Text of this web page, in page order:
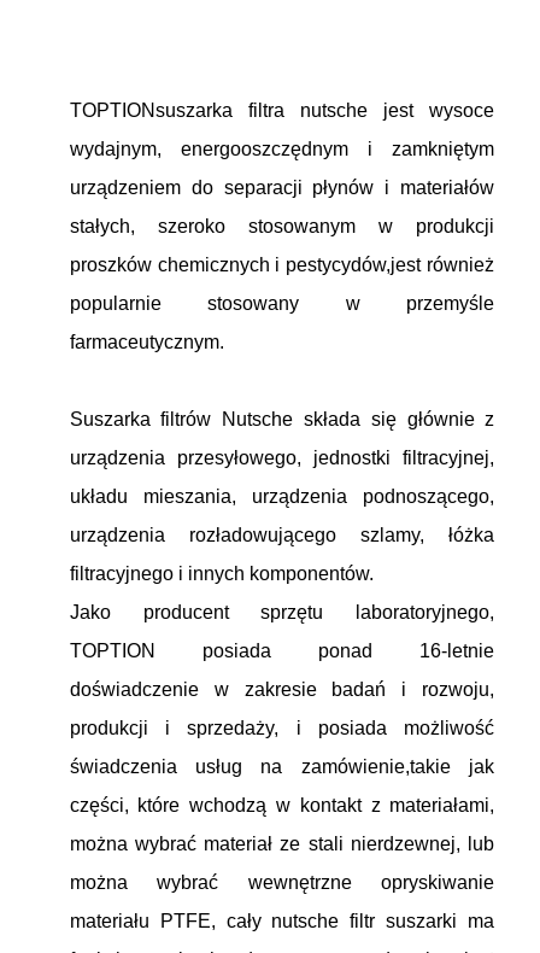
TOPTIONsuszarka filtra nutsche
jest wysoce
wydajnym, energooszczędnym i zamkniętym
urządzeniem do separacji płynów i materiałów
stałych, szeroko stosowanym w produkcji
proszków chemicznych i pestycydów,jest również
popularnie stosowany w przemyśle
farmaceutycznym.
Suszarka filtrów Nutsche składa się głównie z
urządzenia przesyłowego, jednostki filtracyjnej,
układu mieszania, urządzenia podnoszącego,
urządzenia rozładowującego szlamy, łóżka
filtracyjnego i innych komponentów.
Jako producent sprzętu laboratoryjnego,
TOPTION posiada ponad 16-letnie
doświadczenie w zakresie badań i rozwoju,
produkcji i sprzedaży, i posiada możliwość
świadczenia usług na zamówienie,takie jak
części, które wchodzą w kontakt z materiałami,
można wybrać materiał ze stali nierdzewnej, lub
można wybrać wewnętrzne opryskiwanie
materiału PTFE, cały nutsche filtr suszarki ma